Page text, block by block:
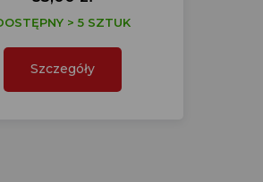
> 5 SZTUK
Szczegóły